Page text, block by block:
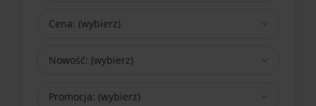
Cena: (wybierz)
Nowość: (wybierz)
Promocja: (wybierz)